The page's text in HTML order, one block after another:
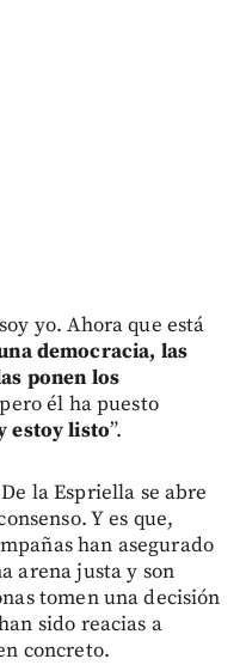
yo. Ahora que está
democracia, las
ponen los
él ha puesto
estoy listo”.
la Espriella se abre
Y es que,
han asegurado
arena justa y son
tomen una decisión
sido reacias a
concreto.